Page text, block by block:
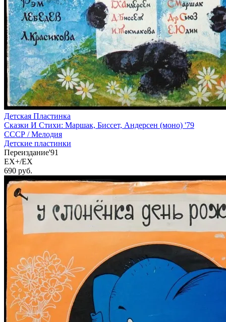
Детская Пластинка
Сказки И Стихи: Маршак, Биссет, Андерсен (моно) '79
СССР /Мелодия
Детские пластинки
Переиздание'91
EX+/EX
690 руб.